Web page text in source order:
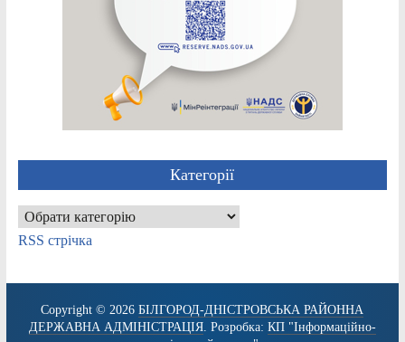
Категорії
Категорії
RSS стрічка
Copyright © 2026БІЛГОРОД-ДНІСТРОВСЬКА РАЙОННА
ДЕРЖАВНА АДМІНІСТРАЦІЯ. Розробка: КП "Інформаційно-